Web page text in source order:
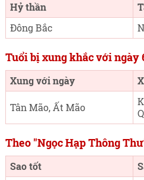
Hỷ thần
Đông Bắc
Tuổi bị xung khắc với ngày
Xung với ngày
Tân Mão, Ất Mão
Theo "Ngọc Hạp Thông
Sao tốt